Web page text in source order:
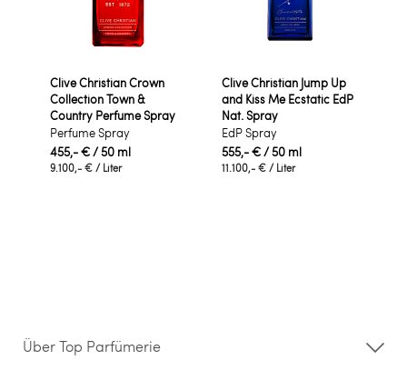
Clive Christian Crown
Collection Town &
Country Perfume Spray
Perfume Spray
455,- €/ 50 ml
9.100,- € / Liter
Clive Christian Jump Up
and Kiss Me Ecstatic EdP
Nat. Spray
EdP Spray
555,- €/ 50 ml
11.100,- € / Liter
Über Top Parfümerie